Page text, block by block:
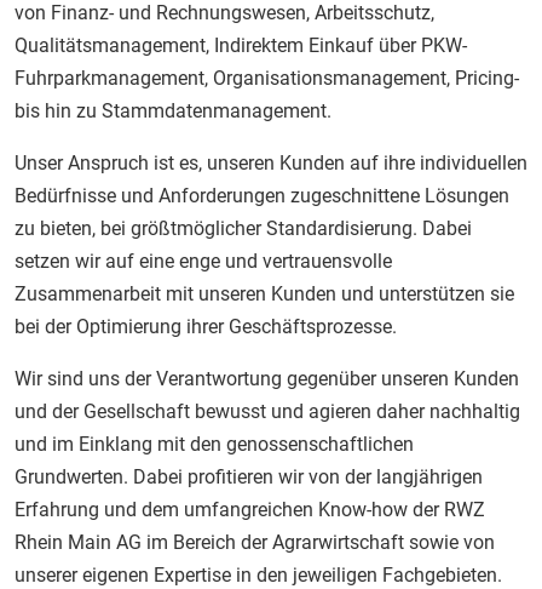
von Finanz- und Rechnungswesen, Arbeitsschutz,
Qualitätsmanagement, Indirektem Einkauf über PKW-
Fuhrparkmanagement, Organisationsmanagement, Pricing-
bis hin zu Stammdatenmanagement.
Unser Anspruch ist es, unseren Kunden auf ihre individuellen
Bedürfnisse und Anforderungen zugeschnittene Lösungen
zu bieten, bei größtmöglicher Standardisierung. Dabei
setzen wir auf eine enge und vertrauensvolle
Zusammenarbeit mit unseren Kunden und unterstützen sie
bei der Optimierung ihrer Geschäftsprozesse.
Wir sind uns der Verantwortung gegenüber unseren Kunden
und der Gesellschaft bewusst und agieren daher nachhaltig
und im Einklang mit den genossenschaftlichen
Grundwerten. Dabei profitieren wir von der langjährigen
Erfahrung und dem umfangreichen Know-how der RWZ
Rhein Main AG im Bereich der Agrarwirtschaft sowie von
unserer eigenen Expertise in den jeweiligen Fachgebieten.